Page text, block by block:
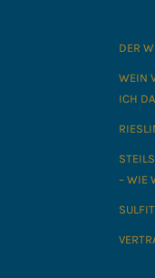
DER
WEIN
ICH
– WIE